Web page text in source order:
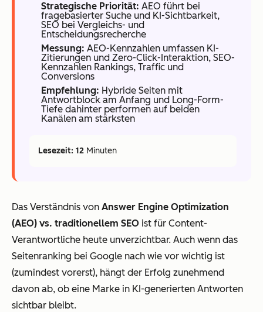
Strategische Priorität: AEO führt bei
fragebasierter Suche und KI-Sichtbarkeit,
SEO bei Vergleichs- und
Entscheidungsrecherche
Messung: AEO-Kennzahlen umfassen KI-
Zitierungen und Zero-Click-Interaktion, SEO-
Kennzahlen Rankings, Traffic und
Conversions
Empfehlung: Hybride Seiten mit
Antwortblock am Anfang und Long-Form-
Tiefe dahinter performen auf beiden
Kanälen am stärksten
Lesezeit: 12 Minuten
Das Verständnis von Answer Engine Optimization
(AEO) vs. traditionellem SEO ist für Content-
Verantwortliche heute unverzichtbar. Auch wenn das
Seitenranking bei Google nach wie vor wichtig ist
(zumindest vorerst), hängt der Erfolg zunehmend
davon ab, ob eine Marke in KI-generierten Antworten
sichtbar bleibt.